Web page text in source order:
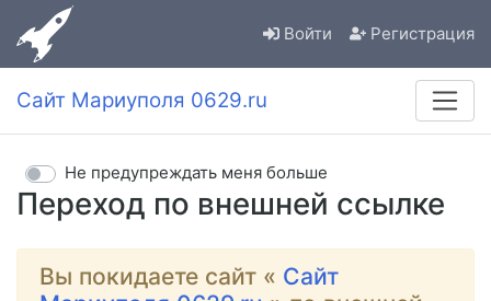
Войти Регистрация
Сайт Мариуполя 0629.ru
Переход по внешней ссылке
Не предупреждать меня больше
Вы покидаете сайт « Сайт